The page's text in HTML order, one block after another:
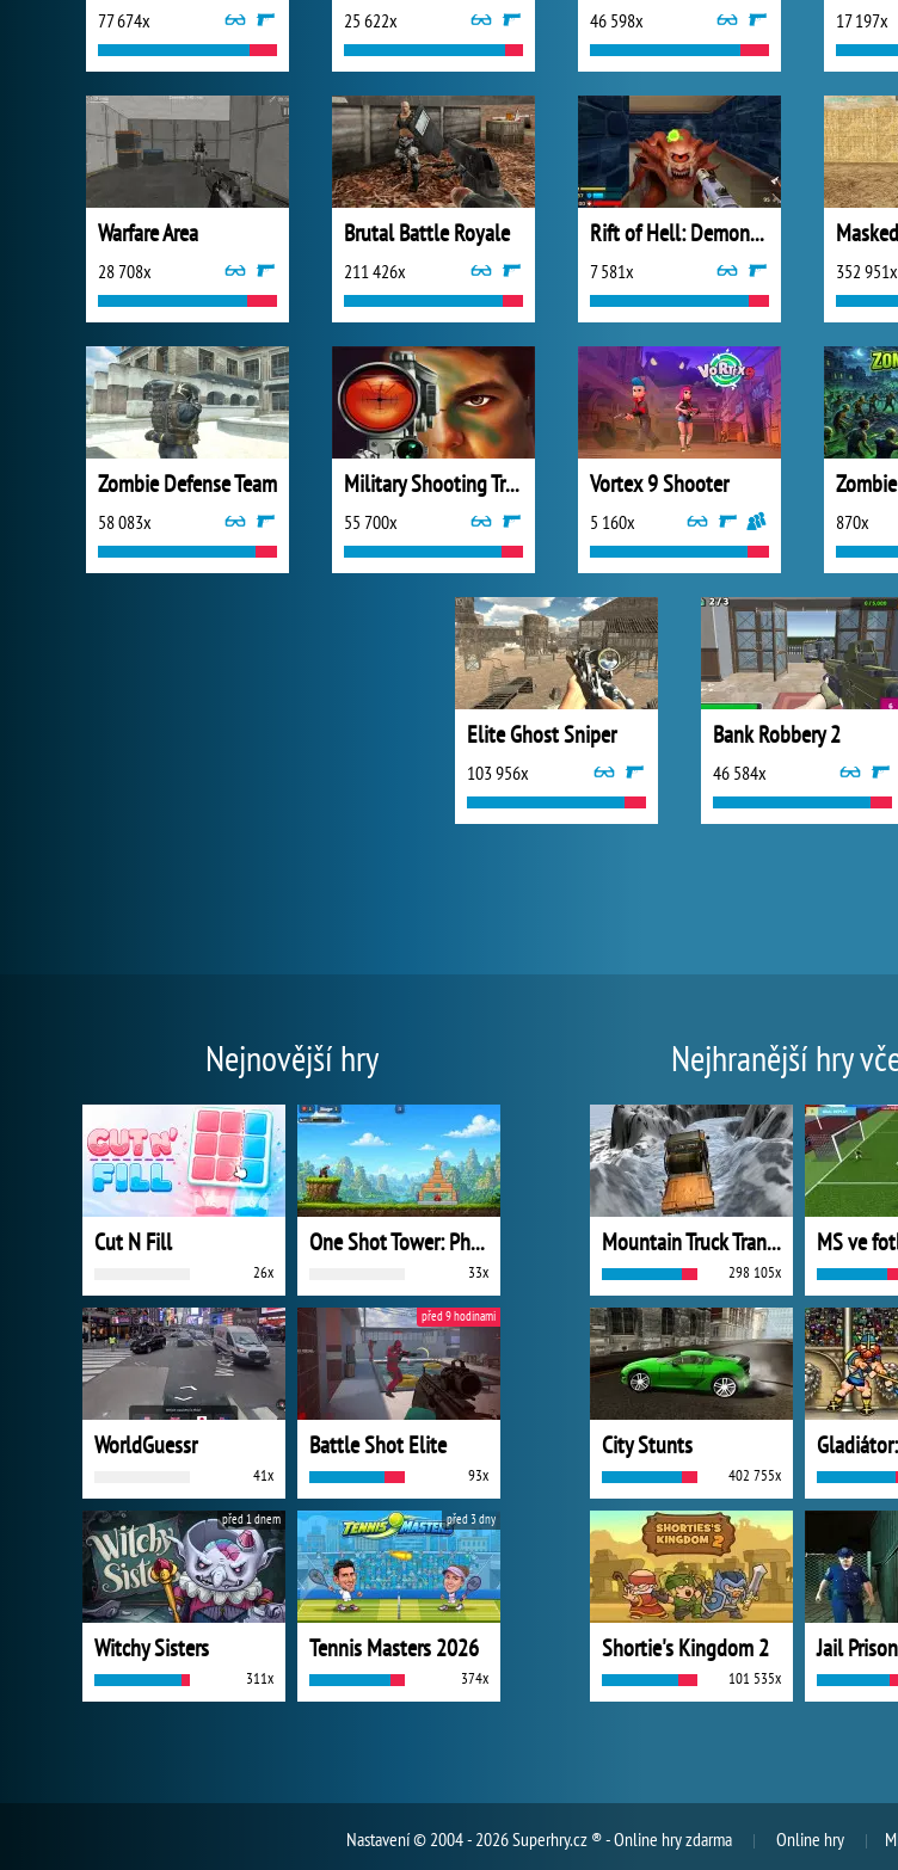
77 674x 25 622x 46 598x 17 197x
Warfare Area
28 708x
Brutal Battle Royale
211 426x
Rift of Hell: Demons War
7 581x 352 951x
Zombie Defense Team
58 083x
Military Shooting Training
55 700x
Vortex 9 Shooter
5 160x 870x
Elite Ghost Sniper
103 956x
Bank Robbery 2
46 584x
Nejnovější hry
Cut N Fill
26x
One Shot Tower: Physics Destroyer
33x
WorldGuessr
41x
Battle Shot Elite
93x
před 9 hodinami
Witchy Sisters
311x
před 1 dnem
Tennis Masters 2026
374x
před 3 dny
Nejhranější hry
Mountain Truck Transport
298 105x
MS ve
City Stunts
402 755x
Shortie's Kingdom 2
101 535x
Jail
Nastavení© 2004 - 2026 Superhry.cz ® - Online hry zdarma Online hry